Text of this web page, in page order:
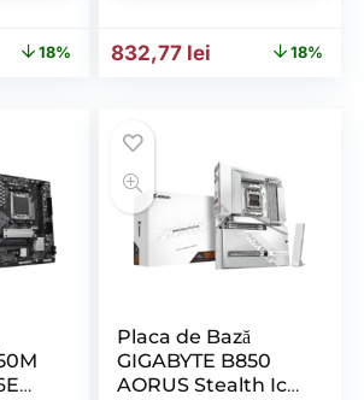
992,07 lei.
curent este: 814,73 lei.
18% Prețul inițial a fost:
832,77 lei Prețul curent
18%
Placa de Bază
GIGABYTE B850
AORUS Stealth Ice